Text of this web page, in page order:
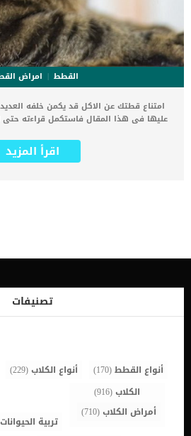
القطط
امراض
امتناع قطتك عن الاكل قد يكمن خلفه
عليها فى هذا المقال فاستكمل قراءته حتى
بالتأكيد ستشعر بالقلق عليها ومنة
لاكتشاف السبب. بمجرد ان تكتشف السبب
المتناع قطتك عن الاكل _التغيرات
او النقل الى منزل جديد تغير فى اليوم
عليها, فيسبب لها عدم الرغبة فى الاكل. ضع
الكثيفة والضوضاء ووجود حيوانات أخرى
اقرأ المزيد
تصنيفات
أنواع القطط(170) أنواع الكلاب(229)
الكلاب(916)
أمراض الكلاب(710)
تربية